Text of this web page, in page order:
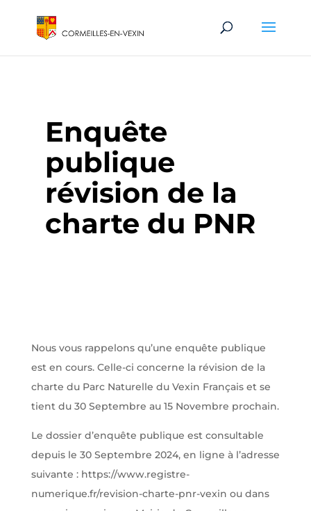
Enquête
publique
révision de la
charte du PNR
Nous vous rappelons qu’une enquête publique
est en cours. Celle-ci concerne la révision de la
charte du Parc Naturelle du Vexin Français et se
tient du 30 Septembre au 15 Novembre prochain.
Le dossier d’enquête publique est consultable
depuis le 30 Septembre 2024, en ligne à l’adresse
suivante : https://www.registre-
numerique.fr/revision-charte-pnr-vexin ou dans